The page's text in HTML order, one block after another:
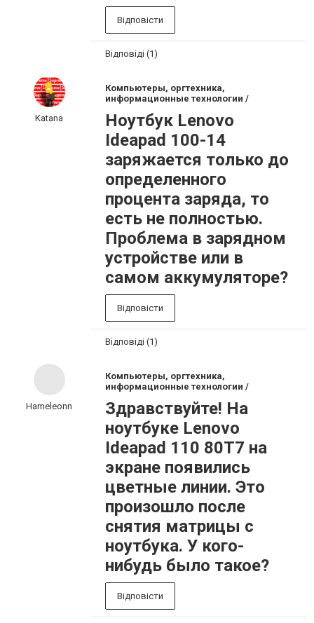
Відповісти
Відповіді (1)
Katana
Компьютеры, оргтехника,
информационные технологии /
Ноутбук Lenovo
Ideapad 100-14
заряжается только до
определенного
процента заряда, то
есть не полностью.
Проблема в зарядном
устройстве или в
самом аккумуляторе?
Відповісти
Відповіді (1)
Hameleonn
Компьютеры, оргтехника,
информационные технологии /
Здравствуйте! На
ноутбуке Lenovo
Ideapad 110 80T7 на
экране появились
цветные линии. Это
произошло после
снятия матрицы с
ноутбука. У кого-
нибудь было такое?
Відповісти